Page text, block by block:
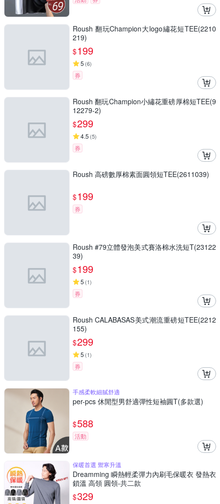
Roush 翻玩Champion大logo繡花短TEE(2210
219)
$199
5 (6)
券
Roush 翻玩Champion小繡花重磅厚棉短TEE(9
12279-2)
$299
4.5 (5)
券
Roush 高磅數厚棉素面圓領短TEE(2611039)
$199
券
Roush #79立體發泡美式賽洛棉水洗短T(23122
39)
$199
5 (1)
券
Roush CALABASAS美式潮流重磅短TEE(2212
155)
$299
5 (1)
券
手感柔軟細膩舒適
per-pcs 休閒型男舒適彈性短袖圓T(多款選)
$588
活動
保暖首選 禦寒升溫
Dreamming 瞬熱輕柔彈力內刷毛保暖衣 發熱衣
鎖溫 高領 圓領-共二款
$329